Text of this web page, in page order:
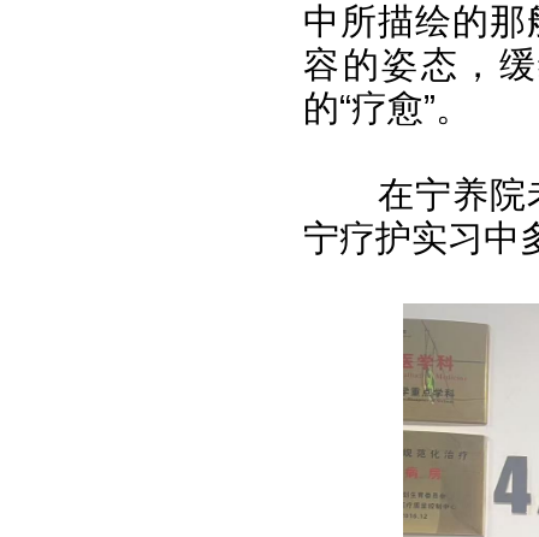
中所描绘的
容的姿态，
的“疗愈”。
在宁养院
宁疗护实习中